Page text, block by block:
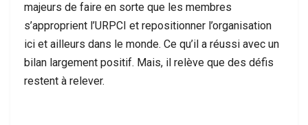
majeurs de faire en sorte que les membres
s’approprient l’URPCI et repositionner l’organisation
ici et ailleurs dans le monde. Ce qu’il a réussi avec un
bilan largement positif. Mais, il relève que des défis
restent à relever.